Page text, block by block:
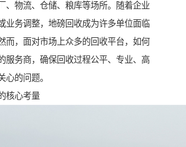
、物流、仓储、粮库等场所。随着企业
业务调整，地磅回收成为许多单位面临
而，面对市场上众多的回收平台，如何
服务商，确保回收过程公平、专业、高
心的问题。
核心考量